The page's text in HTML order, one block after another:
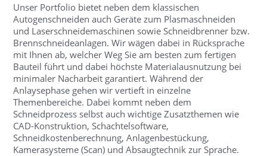
Unser Portfolio bietet neben dem klassischen
Autogenschneiden auch Geräte zum Plasmaschneiden
und Laserschneidemaschinen sowie Schneidbrenner bzw.
Brennschneideanlagen. Wir wägen dabei in Rücksprache
mit Ihnen ab, welcher Weg Sie am besten zum fertigen
Bauteil führt und dabei höchste Materialausnutzung bei
minimaler Nacharbeit garantiert. Während der
Anlaysephase gehen wir vertieft in einzelne
Themenbereiche. Dabei kommt neben dem
Schneidprozess selbst auch wichtige Zusatzthemen wie
CAD-Konstruktion, Schachtelsoftware,
Schneidkostenberechnung, Anlagenbestückung,
Kamerasysteme (Scan) und Absaugtechnik zur Sprache.